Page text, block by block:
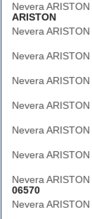
Nevera ARISTON
ARISTON
Nevera ARISTON
Nevera ARISTON
Nevera ARISTON
Nevera ARISTON
Nevera ARISTON
Nevera ARISTON
Nevera ARISTON
06570
Nevera ARISTON